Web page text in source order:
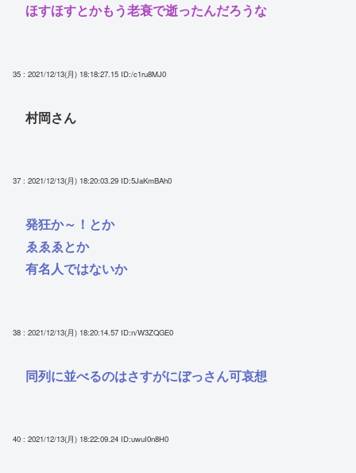
ほすほすとかもう老衰で逝ったんだろうな
35 : 2021/12/13(月) 18:18:27.15 ID:/c1ru8MJ0
村岡さん
37 : 2021/12/13(月) 18:20:03.29 ID:5JaKmBAh0
発狂か～！とか
ゑゑゑとか
有名人ではないか
38 : 2021/12/13(月) 18:20:14.57 ID:n/W3ZQGE0
同列に並べるのはさすがにぼっさん可哀想
40 : 2021/12/13(月) 18:22:09.24 ID:uwuI0n8H0